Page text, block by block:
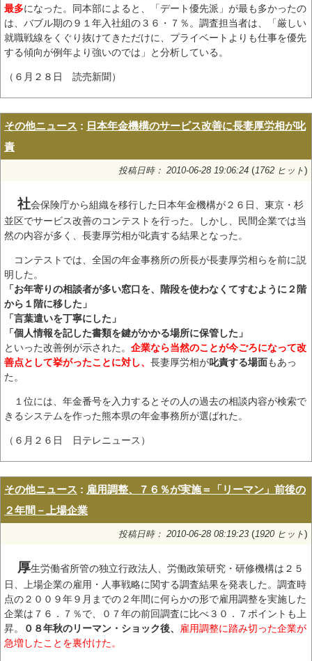
最多になった。同本部によると、「デート優先派」が最も多かったの
は、バブル期の９１年入社組の３６・７％。調査担当者は、「厳しい
就職戦線をくぐり抜けてきただけに、プライベートよりも仕事を優先
する傾向が例年より強いのでは」と分析している。
（６月２８日 読売新聞）
その他ニュース : 日本年金機構のサービス改善に長妻厚労相が叱
責
投稿日時： 2010-06-28 19:06:24 (1762 ヒット)
社会保険庁から組織を移行した日本年金機構が２６日、東京・杉
並区でサービス改善のコンテストを行った。しかし、民間企業では当
然の内容が多く、長妻厚労相が叱責する結果となった。
コンテストでは、全国の年金事務所の所長が長妻厚労相らを前に説
明した。
「お年寄りの相談者が多い窓口を、階段を使わなくてすむように２階
から１階に移した」
「言葉遣いを丁寧にした」
「個人情報を記した書類を鍵がかかる場所に保管した」
といった改善例が示された。 企業なら当然のことが今ごろになって改
善点として挙がったことに対し、 長妻厚労相が叱責する場面もあっ
た。
１位には、年金番号を入力するとその人の過去の相談内容が検索で
きるシステムを作った熊本県の年金事務所が選ばれた。
（６月２６日 日テレニュース）
その他ニュース : 雇用調整、７６％が実施＝「リーマン」前後の
２年間－上場企業
投稿日時： 2010-06-28 08:19:23 (1920 ヒット)
厚生労働省所管の独立行政法人、労働政策研究・研修機構は２５
日、上場企業の雇用・人事戦略に関する調査結果を発表した。調査時
点の２００９年９月までの２年間に何らかの形で雇用調整を実施した
企業は７６．７％で、０７年の前回調査に比べ３０．７ポイ ン トも上
昇。
０８年秋のリーマン・ショック後、 雇用調整に踏み切った企業が
急増したことを裏付けた。